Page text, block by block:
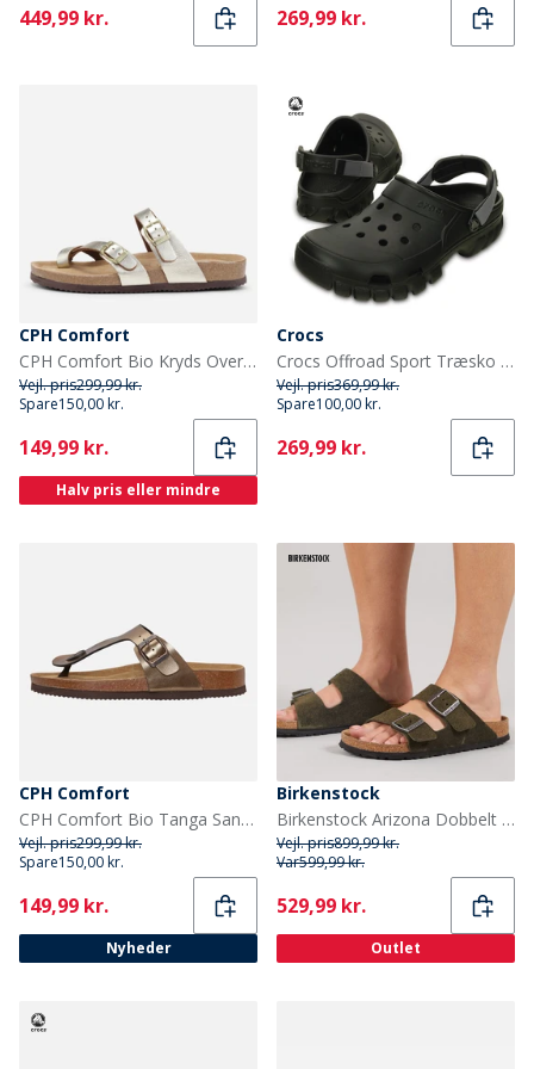
Current
449,99 kr. Current
269,99 kr.
CPH Comfort
CPH Comfort Bio Kryds Over Sandaler Gold
Vejl. pris299,99 kr.
Spare150,00 kr.
Current
149,99 kr.
Halv pris eller mindre
Crocs
Crocs Offroad Sport Træsko Sort/Grafit
Vejl. pris369,99 kr.
Spare100,00 kr.
Current
269,99 kr.
CPH Comfort
CPH Comfort Bio Tanga Sandaler Bronze
Vejl. pris299,99 kr.
Spare150,00 kr.
Current
149,99 kr.
Nyheder
Birkenstock
Birkenstock Arizona Dobbelt Spænde Sandaler Thyme
Vejl. pris899,99 kr.
Var599,99 kr.
Current
529,99 kr.
Outlet